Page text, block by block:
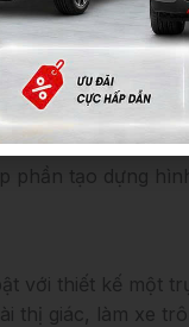
hình chữ V cá
cách năng động,
phần tạo dựng
với thiết kế một
thị giác, làm xe